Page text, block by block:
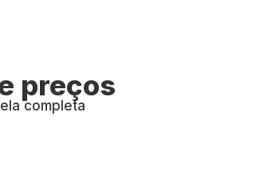
preços
completa